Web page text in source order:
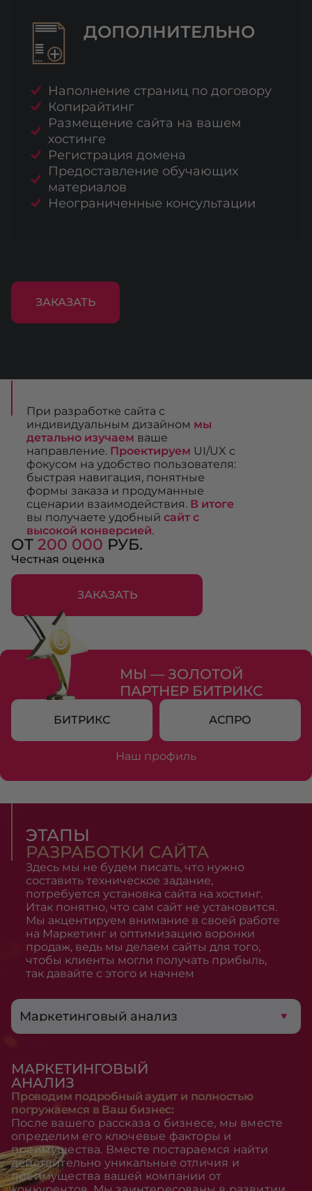
ДОПОЛНИТЕЛЬНО
Наполнение страниц по договору
Копирайтинг
Размещение сайта на вашем
хостинге
Регистрация домена
Предоставление обучающих
материалов
Неограниченные консультации
ЗАКАЗАТЬ
При разработке сайта с
индивидуальным дизайном мы
детально изучаем ваше
направление. Проектируем UI/UX с
фокусом на удобство пользователя:
быстрая навигация, понятные
формы заказа и продуманные
сценарии взаимодействия. В итоге
вы получаете удобный сайт с
высокой конверсией.
ОТ 200 000 РУБ.
Честная оценка
ЗАКАЗАТЬ
МЫ — ЗОЛОТОЙ
ПАРТНЕР БИТРИКС
БИТРИКС АСПРО
Наш профиль
ЭТАПЫ
РАЗРАБОТКИ САЙТА
Здесь мы не будем писать, что нужно
составить техническое задание,
потребуется установка сайта на хостинг.
Итак понятно, что сам сайт не установится.
Мы акцентируем внимание в своей работе
на Маркетинг и оптимизацию воронки
продаж, ведь мы делаем сайты для того,
чтобы клиенты могли получать прибыль,
так давайте с этого и начнем
Маркетинговый анализ
МАРКЕТИНГОВЫЙ
АНАЛИЗ
Проводим подробный аудит и полностью
погружаемся в Ваш бизнес:
После вашего рассказа о бизнесе, мы вместе
определим его ключевые факторы и
преимущества. Вместе постараемся найти
действительно уникальные отличия и
преимущества вашей компании от